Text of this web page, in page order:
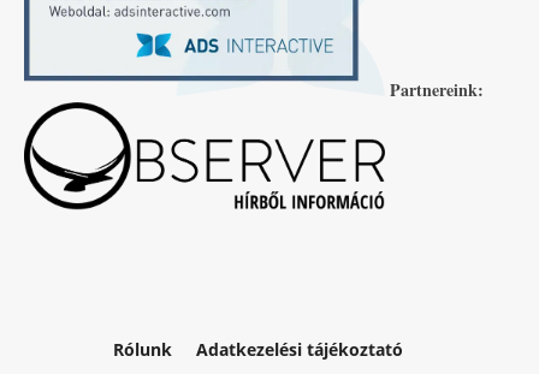
Partnereink:
Rólunk Adatkezelési tájékoztató